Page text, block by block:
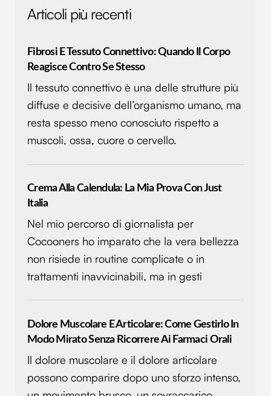
Articoli più recenti
Fibrosi E Tessuto Connettivo: Quando Il Corpo
Reagisce Contro Se Stesso
Il tessuto connettivo è una delle strutture più
diffuse e decisive dell’organismo umano, ma
resta spesso meno conosciuto rispetto a
muscoli, ossa, cuore o cervello.
Crema Alla Calendula: La Mia Prova Con Just
Italia
Nel mio percorso di giornalista per
Cocooners ho imparato che la vera bellezza
non risiede in routine complicate o in
trattamenti inavvicinabili, ma in gesti
Dolore Muscolare E Articolare: Come Gestirlo In
Modo Mirato Senza Ricorrere Ai Farmaci Orali
Il dolore muscolare e il dolore articolare
possono comparire dopo uno sforzo intenso,